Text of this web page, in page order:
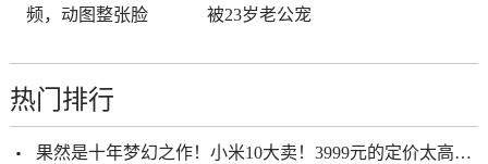
频，动图整张脸
被23岁老公宠
热门排行
果然是十年梦幻之作！小米10大卖！3999元的定价太高明了